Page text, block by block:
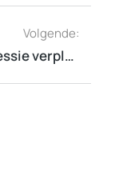
Volgende:
Wintersessie verplaatst naar 3 februari 2022